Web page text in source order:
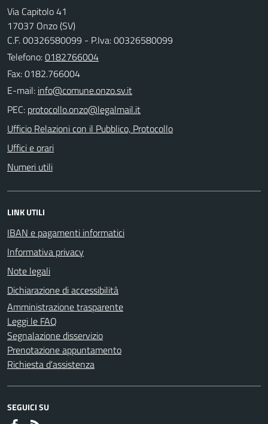
Via Capitolo 41
17037 Onzo (SV)
C.F. 00326580099 - P.Iva: 00326580099
Telefono:0182766004
Fax: 0182.766004
E-mail:
PEC:
Ufficio Relazioni con il Pubblico, Protocollo
Uffici e orari
Numeri utili
LINK UTILI
IBAN e pagamenti informatici
Informativa privacy
Note legali
Dichiarazione di accessibilità
Amministrazione trasparente
Leggi le FAQ
Segnalazione disservizio
Prenotazione appuntamento
Richiesta d'assistenza
SEGUICI SU